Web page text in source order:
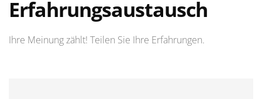
Erfahrungsaustausch
Ihre Meinung zählt! Teilen Sie Ihre Erfahrungen.